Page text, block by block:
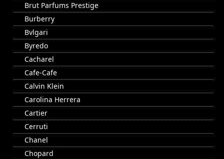
Brut Parfums Prestige
Burberry
Bvlgari
Byredo
Cacharel
Cafe-Cafe
Calvin Klein
Carolina Herrera
Cartier
Cerruti
Chanel
Chopard